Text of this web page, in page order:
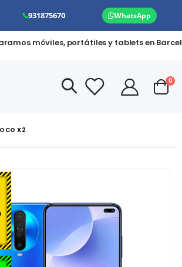
931875670 WhatsApp
móviles, portátiles y tablets en
Cart
0
X2